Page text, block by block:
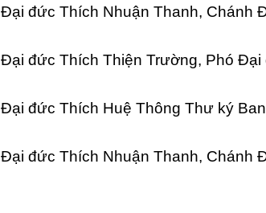
Đại đức Thích Nhuận Thanh, Chánh
Đại đức Thích Thiện Trường, Phó Đại
Đại đức Thích Huệ Thông Thư ký
Đại đức Thích Nhuận Thanh, Chánh